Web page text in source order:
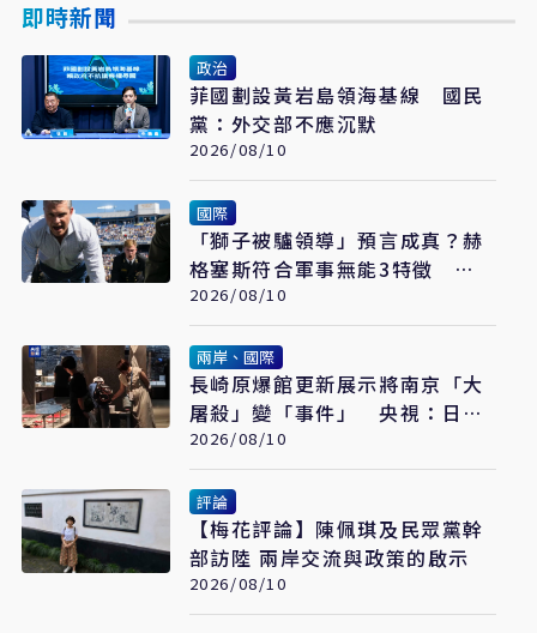
即時新聞
政治
菲國劃設黃岩島領海基線 國民
黨：外交部不應沉默
2026/08/10
國際
「獅子被驢領導」預言成真？赫
格塞斯符合軍事無能3特徵
《軍事無能心理學》半世紀後受
矚目
2026/08/10
兩岸、國際
長崎原爆館更新展示將南京「大
屠殺」變「事件」 央視：日本
又在偷改歷史
2026/08/10
評論
【梅花評論】陳佩琪及民眾黨幹
部訪陸 兩岸交流與政策的啟示
2026/08/10